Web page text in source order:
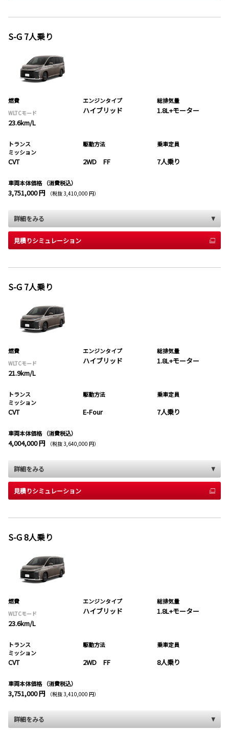
S-G 7人乗り
燃費
WLTCモード
23.6km/L
エンジンタイプ
ハイブリッド
総排気量
1.8L+モーター
トランス
ミッション
CVT
駆動方法
2WD FF
乗車定員
7人乗り
車両本体価格 （消費税込）
3,751,000 円 （税抜 3,410,000 円）
詳細をみる
見積りシミュレーション
S-G 7人乗り
燃費
WLTCモード
21.9km/L
エンジンタイプ
ハイブリッド
総排気量
1.8L+モーター
トランス
ミッション
CVT
駆動方法
E-Four
乗車定員
7人乗り
車両本体価格 （消費税込）
4,004,000 円 （税抜 3,640,000 円）
詳細をみる
見積りシミュレーション
S-G 8人乗り
燃費
WLTCモード
23.6km/L
エンジンタイプ
ハイブリッド
総排気量
1.8L+モーター
トランス
ミッション
CVT
駆動方法
2WD FF
乗車定員
8人乗り
車両本体価格 （消費税込）
3,751,000 円 （税抜 3,410,000 円）
詳細をみる